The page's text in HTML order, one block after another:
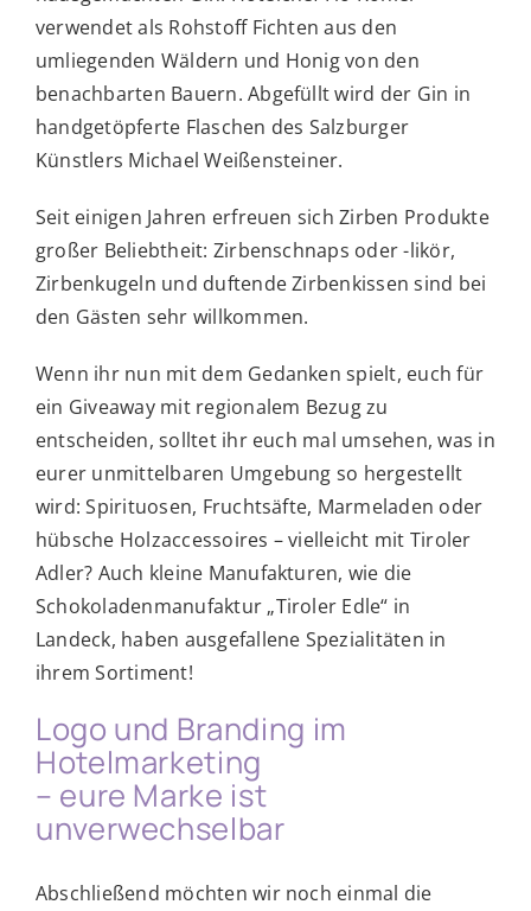
verwendet als Rohstoff Fichten aus den
umliegenden Wäldern und Honig von den
benachbarten Bauern. Abgefüllt wird der Gin in
handgetöpferte Flaschen des Salzburger
Künstlers Michael Weißensteiner.
Seit einigen Jahren erfreuen sich Zirben Produkte
großer Beliebtheit: Zirbenschnaps oder -likör,
Zirbenkugeln und duftende Zirbenkissen sind bei
den Gästen sehr willkommen.
Wenn ihr nun mit dem Gedanken spielt, euch für
ein Giveaway mit regionalem Bezug zu
entscheiden, solltet ihr euch mal umsehen, was in
eurer unmittelbaren Umgebung so hergestellt
wird: Spirituosen, Fruchtsäfte, Marmeladen oder
hübsche Holzaccessoires – vielleicht mit Tiroler
Adler? Auch kleine Manufakturen, wie die
Schokoladenmanufaktur „Tiroler Edle“ in
Landeck, haben ausgefallene Spezialitäten in
ihrem Sortiment!
Logo und Branding im
Hotelmarketing
– eure Marke ist
unverwechselbar
Abschließend möchten wir noch einmal die